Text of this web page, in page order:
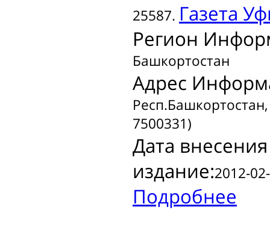
25587. Газета
Регион
Башкортостан
Адрес
7500331)
Дата
издание:2012-
Подробнее